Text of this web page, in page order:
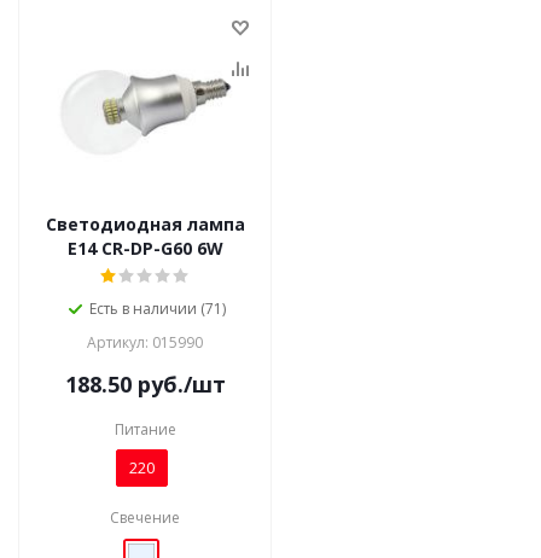
Светодиодная лампа
E14 CR-DP-G60 6W
Есть в наличии (71)
Артикул: 015990
188.50руб./шт
Питание
220
Свечение